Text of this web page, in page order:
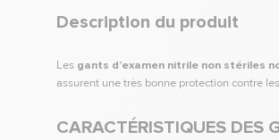
Description du produit
Les gants d’examen nitrile non stériles
assurent une très bonne protection contre
CARACTÉRISTIQUES DES